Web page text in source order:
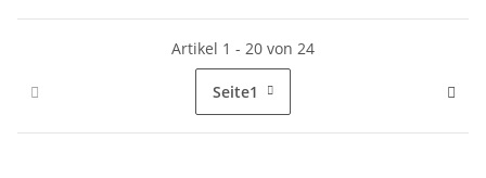
Artikel 1 - 20 von 24
Seite1